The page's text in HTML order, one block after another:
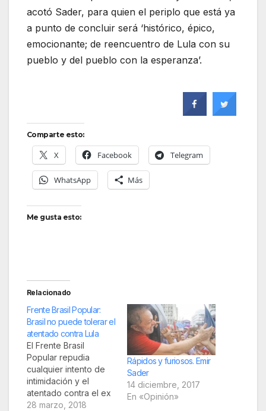
acotó Sader, para quien el periplo que está ya
a punto de concluir será ‘histórico, épico,
emocionante; de reencuentro de Lula con su
pueblo y del pueblo con la esperanza’.
Comparte esto:
X Facebook Telegram
WhatsApp Más
Me gusta esto:
Relacionado
Frente Brasil Popular:
Brasil no puede tolerar el
atentado contra Lula
El Frente Brasil
Popular repudia
cualquier intento de
intimidación y el
atentado contra el ex
presidente Luiz Inacio
28 marzo, 2018
Rápidos y furiosos. Emir
Sader
14 diciembre, 2017
En «Opinión»